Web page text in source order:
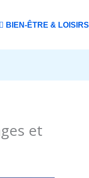
BIEN-ÊTRE & LOISIRS
et